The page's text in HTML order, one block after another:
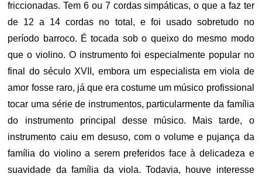
friccionadas. Tem 6 ou 7 cordas simpáticas, o que a faz ter
de 12 a 14 cordas no total, e foi usado sobretudo no
período barroco. É tocada sob o queixo do mesmo modo
que o violino. O instrumento foi especialmente popular no
final do século XVII, embora um especialista em viola de
amor fosse raro, já que era costume um músico profissional
tocar uma série de instrumentos, particularmente da família
do instrumento principal desse músico. Mais tarde, o
instrumento caiu em desuso, com o volume e pujança da
família do violino a serem preferidos face à delicadeza e
suavidade da família da viola. Todavia, houve interesse